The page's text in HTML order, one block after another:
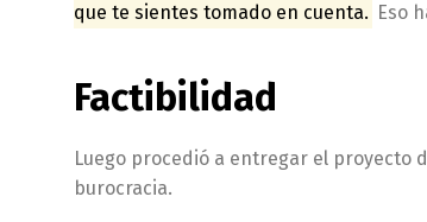
que te sientes tomado en cuenta. Eso
Factibilidad
Luego procedió a entregar el proyecto
burocracia.